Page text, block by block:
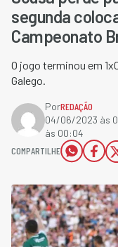
segunda
Campeonato
​O jogo terminou em
Galego.
PorREDAÇÃO
04/06/2023 às
às 00:04
COMPARTILHE